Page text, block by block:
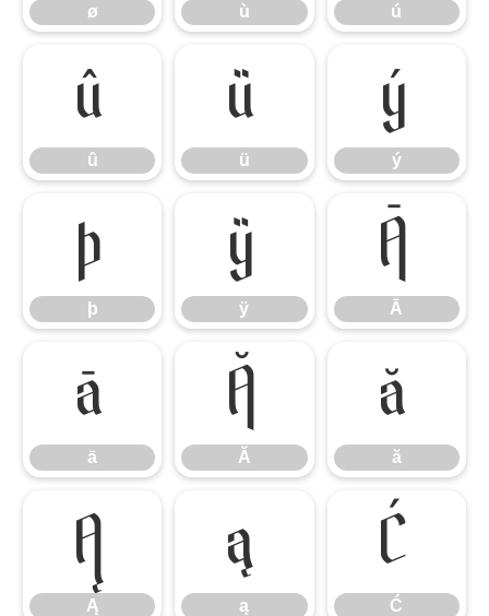
ø ù ú
û
û
ü
ü
ý
ý
þ
þ
ÿ
ÿ
Ā
Ā
ā
ā
Ă
Ă
ă
ă
Ą
Ą
ą
ą
Ć
Ć